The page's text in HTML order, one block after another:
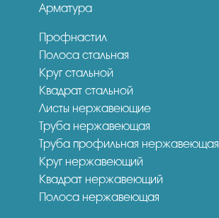
Арматура
Профнастил
Полоса стальная
Круг стальной
Квадрат стальной
Листы нержавеющие
Труба нержавеющая
Труба профильная нержавеющая
Круг нержавеющий
Квадрат нержавеющий
Полоса нержавеющая